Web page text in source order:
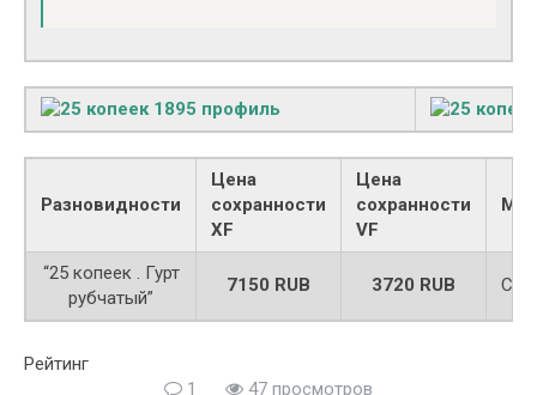
Разновидности
Цена
сохранности
XF
Цена
сохранности
VF
“25 копеек . Гурт
рубчатый”
7150 RUB 3720 RUB
Рейтинг
1
47 просмотров